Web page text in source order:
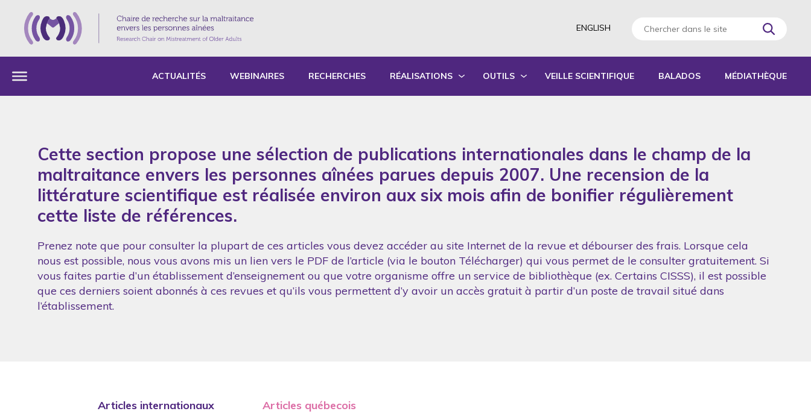
ENGLISH
ACTUALITÉS WEBINAIRES RECHERCHES RÉALISATIONS
SYNTHÈSE DES RAPPORTS ANNUELS D’ACTIVITÉS
OUTILS
FORMATIONS
VEILLE SCIENTIFIQUE BALADOS MÉDIATHÈQUE
Cette section propose une sélection de publications internationales dans le champ de la
maltraitance envers les personnes aînées parues depuis 2007. Une recension de la
littérature scientifique est réalisée environ aux six mois afin de bonifier régulièrement
cette liste de références.
Prenez note que pour consulter la plupart de ces articles vous devez accéder au site Internet de la revue et débourser des frais. Lorsque cela
nous est possible, nous vous avons mis un lien vers le PDF de l’article (via le bouton Télécharger) qui vous permet de le consulter gratuitement. Si
vous faites partie d’un établissement d’enseignement ou que votre organisme offre un service de bibliothèque (ex. Certains CISSS), il est possible
que ces derniers soient abonnés à ces revues et qu’ils vous permettent d’y avoir un accès gratuit à partir d’un poste de travail situé dans
l’établissement.
Articles internationaux Articles québecois